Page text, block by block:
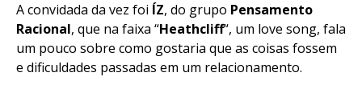
A convidada da vez foi ÍZ, do grupo Pensamento
Racional, que na faixa “Heathcliff“, um love song, fala
um pouco sobre como gostaria que as coisas fossem
e dificuldades passadas em um relacionamento.